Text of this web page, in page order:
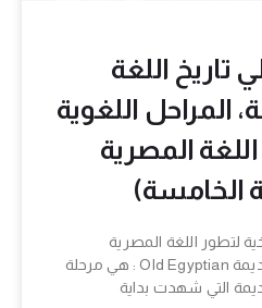
اللغة
المراحل اللغوية
اللغة المصرية
الخامسة)
لتطور اللغة المصرية
القديمة: اللغة المصرية القديمة Old Egyptian : هي مرحلة
التي شهدت بداية